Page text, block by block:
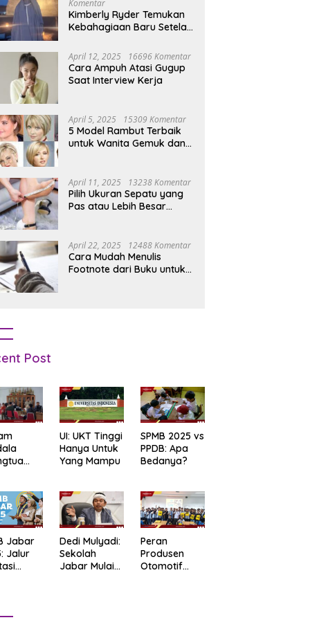
Usai Daftar Nama
di Medsos
Marketplace Kembali Diundur,
Pemerintah Tetapkan 1
Komentar
Kimberly Ryder Temukan
Kebahagiaan Baru Setelah
April 12, 2025 16696 Komentar
Cara Ampuh Atasi Gugup
Saat Interview Kerja
April 5, 2025 15309 Komentar
5 Model Rambut Terbaik
untuk Wanita Gemuk dan
April 11, 2025 13238 Komentar
Pilih Ukuran Sepatu yang
Pas atau Lebih Besar
April 22, 2025 12488 Komentar
Cara Mudah Menulis
Footnote dari Buku untuk
Post
Salah
Data
Lupa
UI: UKT Tinggi
Hanya Untuk
Yang Mampu
SPMB 2025 vs
PPDB: Apa
Bedanya?
Jabar
Jalur
Dedi Mulyadi:
Sekolah
Jabar Mulai
Peran
Produsen
Otomotif